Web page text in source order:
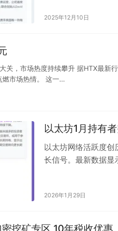
2025年12月10日
关，市场热度持续攀升 据HTX最新
燃市场热情。 这一…
以太坊1月持有
以太坊网络活跃度
长信号。最新数据显
2026年1月29日
挖矿专区 10年税收优惠